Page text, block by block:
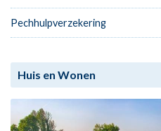
Pechhulpverzekering
Huis en Wonen